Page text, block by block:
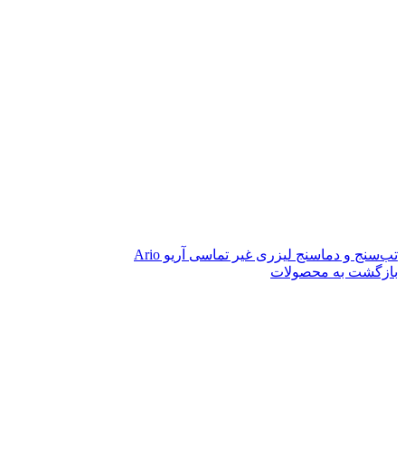
تب‌سنج و دماسنج لیزری غیر تماسی آریو Ario
بازگشت به محصولات